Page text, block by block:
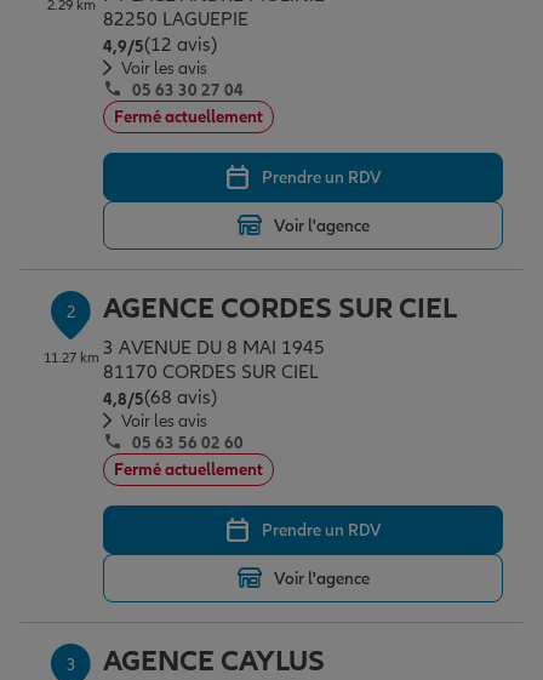
Assurance emprunteur
Prévoyance et dépendance
Assurance animal de compagnie
Protection de la famille
Protection juridique
Épargne & retraite
Plan épargne retraite
Assurance vie
Placements financiers
Investissements immobiliers
Transmission
Vos projets
Partir en vacances
Déménager
Changer de voiture
Départ à la retraite
Conseil assurance
Outre-mer
Assurance auto
Assurance habitation
Garantie des accidents de la vie
Professionnels
Allianz en France
2.29 km
82250 LAGUEPIE
4,9/5Note de 4.9 sur 5
(12 avis)
Voir les avis
05 63 30 27 04
Fermé actuellement
Prendre un RDV
Voir l'agence
2
11.27 km
AGENCE CORDES SUR CIEL
3 AVENUE DU 8 MAI 1945
81170 CORDES SUR CIEL
4,8/5Note de 4.8 sur 5
(68 avis)
Voir les avis
05 63 56 02 60
Fermé actuellement
Prendre un RDV
Voir l'agence
3 AGENCE CAYLUS